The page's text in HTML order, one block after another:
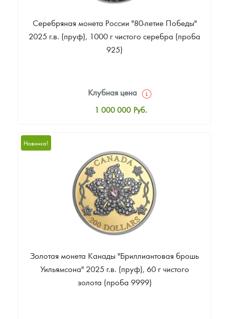
Серебряная монета России "80-летие Победы"
2025 г.в. (пруф), 1000 г чистого серебра (проба
925)
Клубная цена
1 000 000 Руб.
Цена выкупа
Звоните
Новинка!
Золотая монета Канады "Бриллиантовая брошь
Уильямсона" 2025 г.в. (пруф), 60 г чистого
золота (проба 9999)